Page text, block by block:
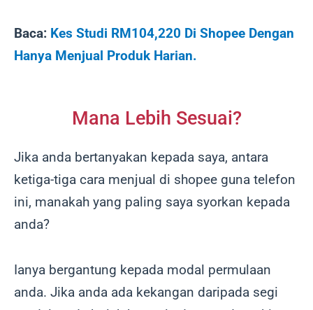
Baca: Kes Studi RM104,220 Di Shopee Dengan
Hanya Menjual Produk Harian.
Mana Lebih Sesuai?
Jika anda bertanyakan kepada saya, antara
ketiga-tiga cara menjual di shopee guna telefon
ini, manakah yang paling saya syorkan kepada
anda?
Ianya bergantung kepada modal permulaan
anda. Jika anda ada kekangan daripada segi